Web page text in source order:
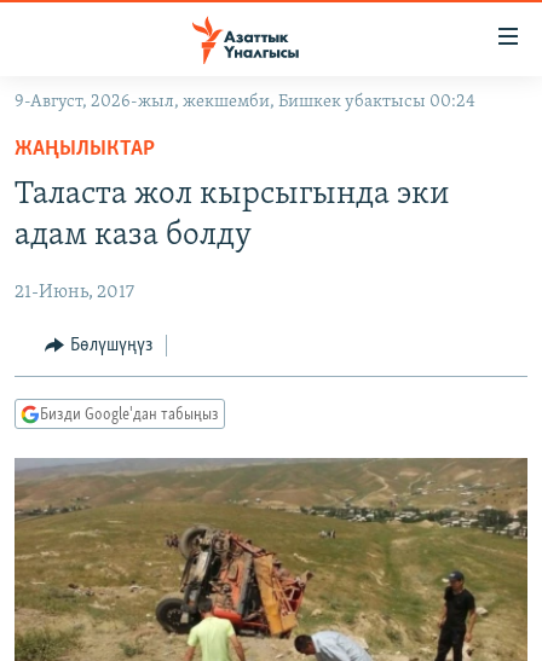
Навигацияга
өтүңүз
Издөөгө
салыңыз
ЭКОНОМИКА
МАДАНИЯТ
БОРБОР АЗИЯ
АТАЙЫН ИЛИКТӨӨ
ТВ ПРОГРАММАЛАР
ЭКСПЕРТТЕР ТАЛДАЙТ
БИЗ ЖАНА ДҮЙНӨ
ДАНИСТЕ
ЭЖЕ-СИҢДИЛЕР
АЗАТТЫК+
ЫҢГАЙСЫЗ СУРООЛОР
ӨЗГӨЧӨ ПИКИР
Русский
ОНЛАЙН ШЕРИНЕ
9-Август, 2026-жыл, жекшемби, Бишкек убактысы 00:24
ЖАҢЫЛЫКТАР
Таласта жол кырсыгында эки
адам каза болду
21-Июнь, 2017
Бөлүшүңүз
Бизди Google'дан табыңыз